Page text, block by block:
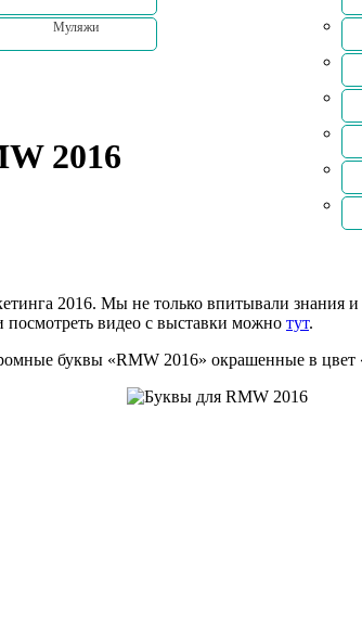
Муляжи
2016
2016. Мы не только впитывали знания
посмотреть видео с выставки можно тут.
буквы «RMW 2016» окрашенные в цвет